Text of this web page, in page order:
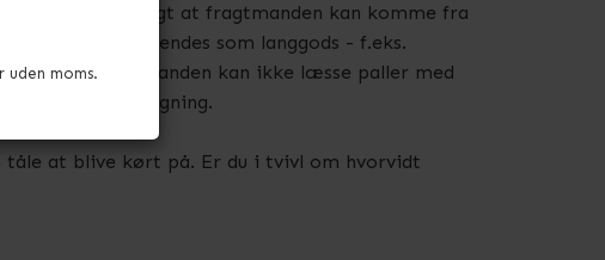
moms.
Det er vigtigt at fragtmanden kan komme fra
varer der afsendes som langgods - f.eks.
Fragtmanden kan ikke læsse paller med
for købers regning.
at blive kørt på. Er du i tvivl om hvorvidt